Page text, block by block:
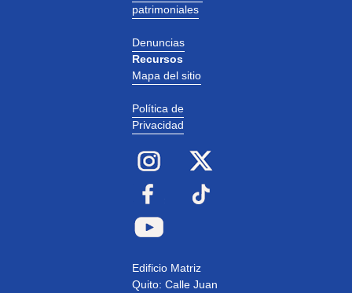
patrimoniales
Denuncias
Recursos
Mapa del sitio
Política de
Privacidad
Edificio Matriz
Quito: Calle Juan